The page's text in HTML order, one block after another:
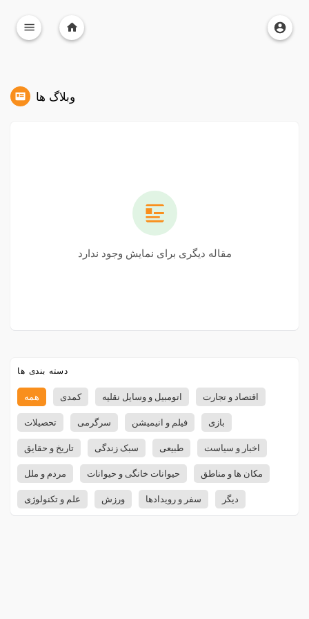
وبلاگ ها
مقاله دیگری برای نمایش وجود ندارد
دسته بندی ها
همه کمدی اتومبیل و وسایل نقلیه اقتصاد و تجارت
تحصیلات سرگرمی فیلم و انیمیشن بازی
تاریخ و حقایق سبک زندگی طبیعی اخبار و سیاست
مردم و ملل حیوانات خانگی و حیوانات مکان ها و مناطق
علم و تکنولوژی ورزش سفر و رویدادها دیگر